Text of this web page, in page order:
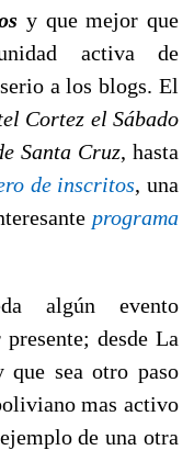
y que mejor que
activa de
a los blogs. El
Cortez el Sábado
Santa Cruz, hasta
de inscritos, una
programa
algún evento
desde La
que sea otro paso
mas activo
de una otra